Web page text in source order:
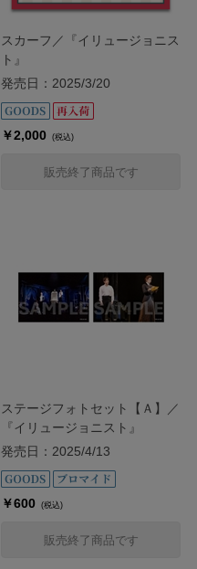
スカーフ／『イリュージョニス
ト』
発売日：2025/3/20
￥2,000 (税込)
販売終了商品です
ステージフォトセット【Ａ】／
『イリュージョニスト』
発売日：2025/4/13
￥600 (税込)
販売終了商品です